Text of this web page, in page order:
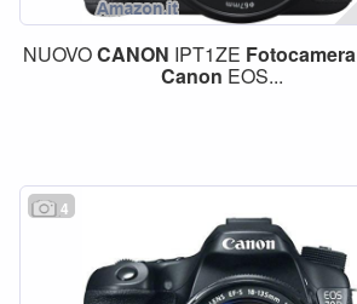
NUOVOCANON IPT1ZE Fotocamera
Canon EOS...
4